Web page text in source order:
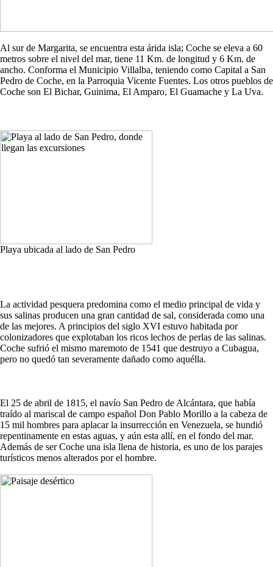
Al sur de Margarita, se encuentra esta árida isla; Coche se eleva a 60
metros sobre el nivel del mar, tiene 11 Km. de longitud y 6 Km. de
ancho. Conforma el Municipio Villalba, teniendo como Capital a San
Pedro de Coche, en la Parroquia Vicente Fuentes. Los otros pueblos de
Coche son El Bichar, Guinima, El Amparo, El Guamache y La Uva.
Playa ubicada al lado de San Pedro
La actividad pesquera predomina como el medio principal de vida y
sus salinas producen una gran cantidad de sal, considerada como una
de las mejores. A principios del siglo XVI estuvo habitada por
colonizadores que explotaban los ricos lechos de perlas de las salinas.
Coche sufrió el mismo maremoto de 1541 que destruyo a Cubagua,
pero no quedó tan severamente dañado como aquélla.
El 25 de abril de 1815, el navío San Pedro de Alcántara, que había
traído al mariscal de campo español Don Pablo Morillo a la cabeza de
15 mil hombres para aplacar la insurrección en Venezuela, se hundió
repentinamente en estas aguas, y aún esta allí, en el fondo del mar.
Además de ser Coche una isla llena de historia, es uno de los parajes
turísticos menos alterados por el hombre.